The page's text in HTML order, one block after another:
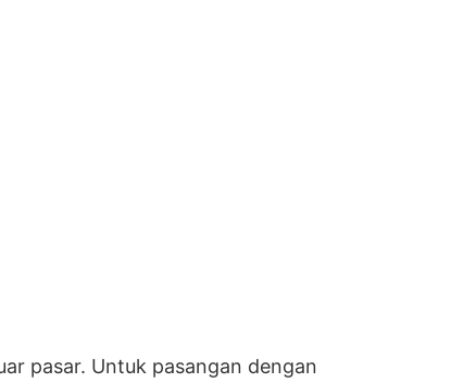
pasar. Untuk pasangan dengan